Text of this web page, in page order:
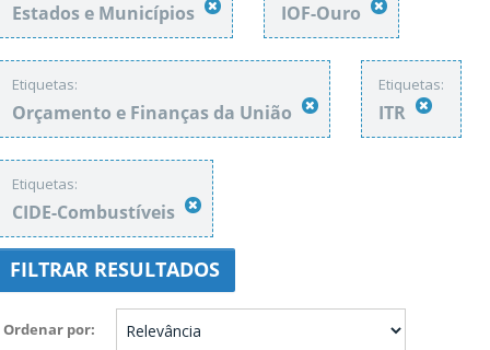
Estados e Municípios IOF-Ouro
Etiquetas:
Orçamento e Finanças da União
Etiquetas:
ITR
Etiquetas:
CIDE-Combustíveis
FILTRAR RESULTADOS
Ordenar por